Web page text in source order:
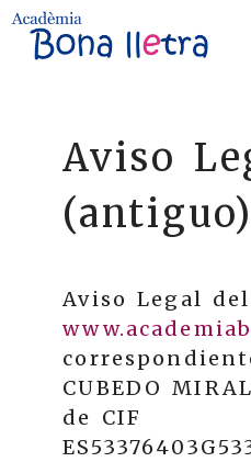
Aviso
(antiguo)
Aviso Legal
CUBEDO
de CIF
ES53376403G